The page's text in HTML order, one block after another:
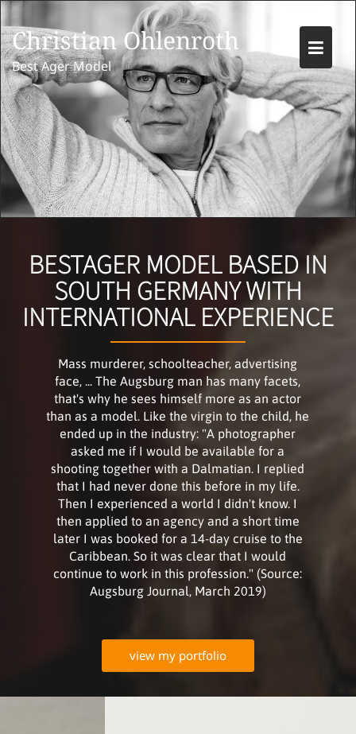
Skip
to
content
Christian Ohlenroth
Best Ager Model
BESTAGER MODEL BASED IN
SOUTH GERMANY WITH
INTERNATIONAL EXPERIENCE
Mass murderer, schoolteacher, advertising
face, ... The Augsburg man has many facets,
that's why he sees himself more as an actor
than as a model. Like the virgin to the child, he
ended up in the industry: "A photographer
asked me if I would be available for a
shooting together with a Dalmatian. I replied
that I had never done this before in my life.
Then I experienced a world I didn't know. I
then applied to an agency and a short time
later I was booked for a 14-day cruise to the
Caribbean. So it was clear that I would
continue to work in this profession." (Source:
Augsburg Journal, March 2019)
view my portfolio